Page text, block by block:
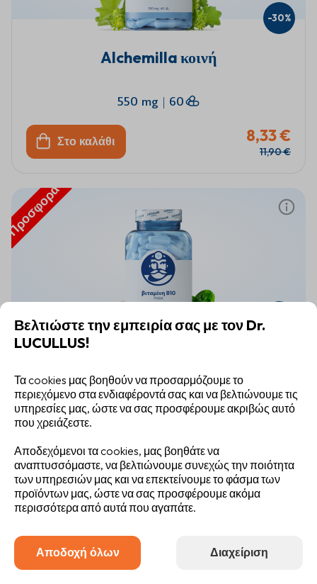
Alchemilla κοινή
550 mg | 60
Στο καλάθι 8,33 €
11,90 €
-30%
Προσφορά
100 mg | 60
Βελτιώστε την εμπειρία σας με τον Dr.
LUCULLUS!
Τα cookies μας βοηθούν να προσαρμόζουμε το
περιεχόμενο στα ενδιαφέροντά σας και να βελτιώνουμε τις
υπηρεσίες μας, ώστε να σας προσφέρουμε ακριβώς αυτό
που χρειάζεστε.
Αποδεχόμενοι τα cookies, μας βοηθάτε να
αναπτυσσόμαστε, να βελτιώνουμε συνεχώς την ποιότητα
των υπηρεσιών μας και να επεκτείνουμε το φάσμα των
προϊόντων μας, ώστε να σας προσφέρουμε ακόμα
περισσότερα από αυτά που αγαπάτε.
Αποδοχή όλων Διαχείριση